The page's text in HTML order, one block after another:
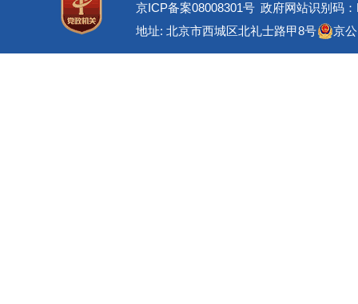
京ICP备案08008301号 政府网站识别码
地址: 北京市西城区北礼士路甲8号
京